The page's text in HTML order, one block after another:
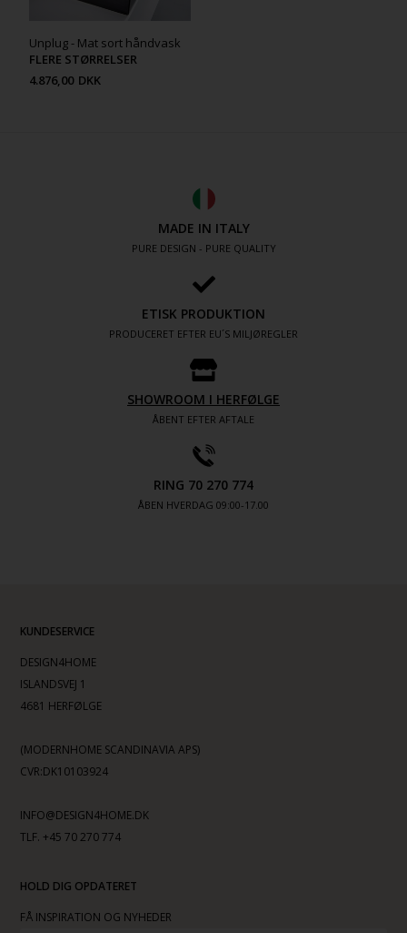
Unplug - Mat sort håndvask
FLERE STØRRELSER
4.876,00 DKK
MADE IN ITALY
PURE DESIGN - PURE QUALITY
ETISK PRODUKTION
PRODUCERET EFTER EU´S MILJØREGLER
SHOWROOM I HERFØLGE
ÅBENT EFTER AFTALE
RING 70 270 774
ÅBEN HVERDAG 09:00-17.00
KUNDESERVICE
DESIGN4HOME
ISLANDSVEJ 1
4681 HERFØLGE
(MODERNHOME SCANDINAVIA APS)
CVR:DK10103924
INFO@DESIGN4HOME.DK
TLF. +45 70 270 774
HOLD DIG OPDATERET
FÅ INSPIRATION OG NYHEDER